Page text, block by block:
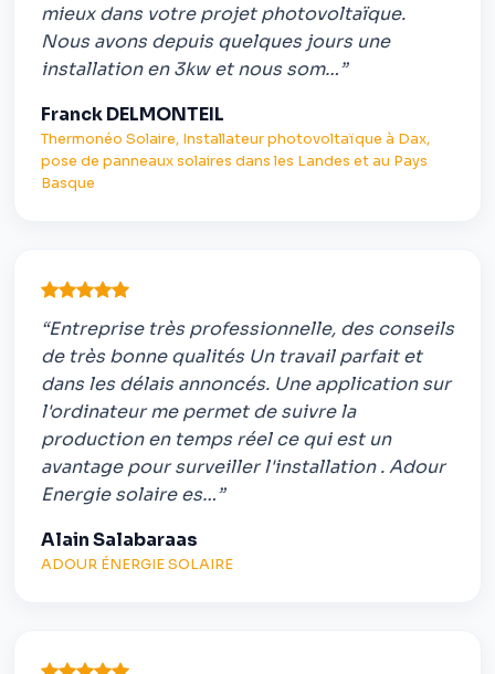
mieux dans votre projet photovoltaïque.
Nous avons depuis quelques jours une
installation en 3kw et nous som…”
Franck DELMONTEIL
Thermonéo Solaire, Installateur photovoltaïque à Dax,
pose de panneaux solaires dans les Landes et au Pays
Basque
“Entreprise très professionnelle, des conseils
de très bonne qualités Un travail parfait et
dans les délais annoncés. Une application sur
l'ordinateur me permet de suivre la
production en temps réel ce qui est un
avantage pour surveiller l'installation . Adour
Energie solaire es…”
Alain Salabaraas
ADOUR ÉNERGIE SOLAIRE